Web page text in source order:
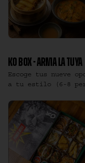
KO BOX - ARMA LA TUYA
Escoge tus nueve
a tu estilo (6-8